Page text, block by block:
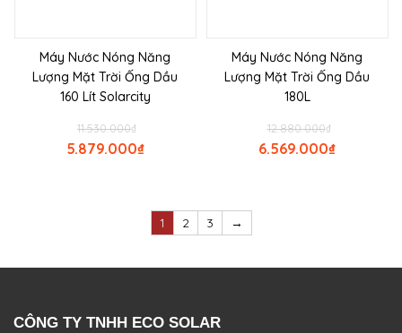
Máy Nước Nóng Năng
Lượng Mặt Trời Ống Dầu
160 Lít Solarcity
₫
11.530.000
₫
5.879.000
Máy Nước Nóng Năng
Lượng Mặt Trời Ống Dầu
180L
₫
12.880.000
₫
6.569.000
1 2 3 →
CÔNG TY TNHH ECO SOLAR